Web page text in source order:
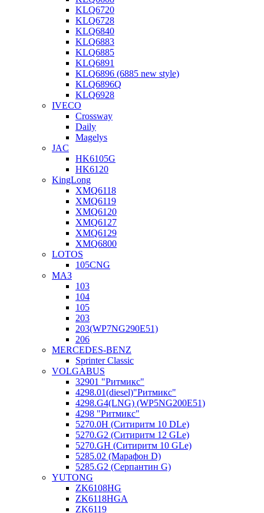
KLQ6720
KLQ6728
KLQ6840
KLQ6883
KLQ6885
KLQ6891
KLQ6896 (6885 new style)
KLQ6896Q
KLQ6928
IVECO
Crossway
Daily
Magelys
JAC
HK6105G
HK6120
KingLong
XMQ6118
XMQ6119
XMQ6120
XMQ6127
XMQ6129
XMQ6800
LOTOS
105CNG
МАЗ
103
104
105
203
203(WP7NG290E51)
206
MERCEDES-BENZ
Sprinter Classic
VOLGABUS
32901 "Ритмикc"
4298.01(diesel)"Ритмикс"
4298.G4(LNG) (WP5NG200E51)
4298 "Ритмикс"
5270.0H (Ситиритм 10 DLe)
5270.G2 (Ситиритм 12 GLe)
5270.GH (Ситиритм 10 GLe)
5285.02 (Марафон D)
5285.G2 (Серпантин G)
YUTONG
ZK6108HG
ZK6118HGA
ZK6119